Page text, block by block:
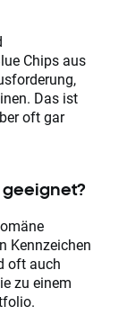
Chips aus
Das ist
oft gar
Kennzeichen
oft auch
zu einem